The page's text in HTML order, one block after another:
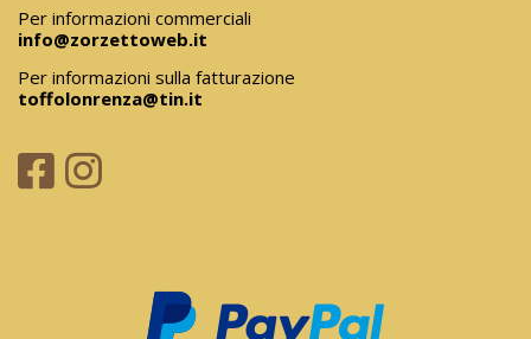
Per informazioni commerciali
info@zorzettoweb.it
Per informazioni sulla fatturazione
toffolonrenza@tin.it